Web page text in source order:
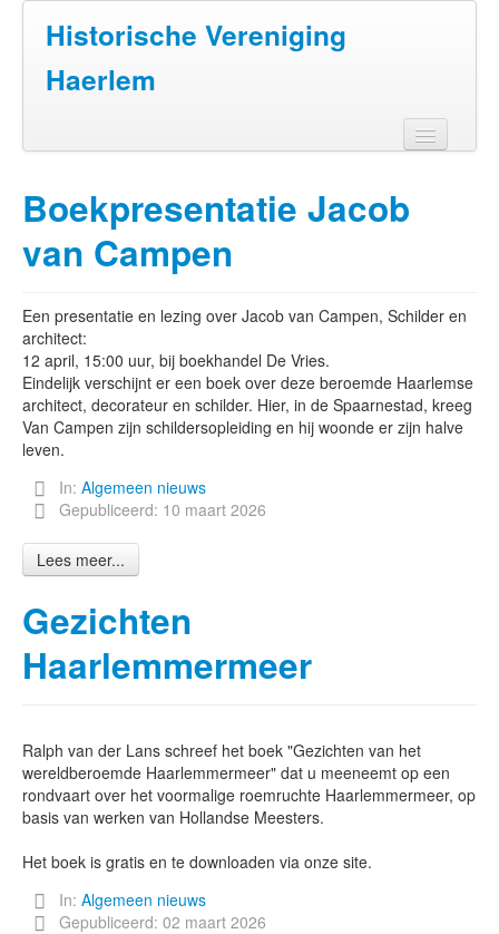
Historische Vereniging
Haerlem
Doen
Zien
Lezen
Over ons
Contact
Onthoud mij
Wachtwoord vergeten?
Search
...
Boekpresentatie Jacob
van Campen
Een presentatie en lezing over Jacob van Campen, Schilder en
architect:
12 april, 15:00 uur, bij boekhandel De Vries.
Eindelijk verschijnt er een boek over deze beroemde Haarlemse
architect, decorateur en schilder. Hier, in de Spaarnestad, kreeg
Van Campen zijn schildersopleiding en hij woonde er zijn halve
leven.
In: Algemeen nieuws
Gepubliceerd: 10 maart 2026
Lees meer...
Gezichten
Haarlemmermeer
Ralph van der Lans schreef het boek "Gezichten van het
wereldberoemde Haarlemmermeer" dat u meeneemt op een
rondvaart over het voormalige roemruchte Haarlemmermeer, op
basis van werken van Hollandse Meesters.
Het boek is gratis en te downloaden via onze site.
In: Algemeen nieuws
Gepubliceerd: 02 maart 2026